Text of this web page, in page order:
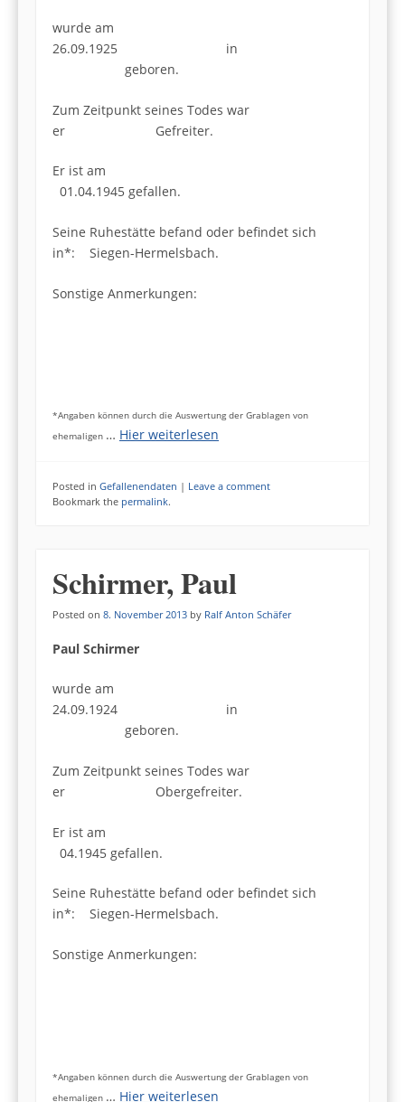
wurde am
26.09.1925 in
geboren.
Zum Zeitpunkt seines Todes war
er Gefreiter.
Er ist am
01.04.1945 gefallen.
Seine Ruhestätte befand oder befindet sich
in*: Siegen-Hermelsbach.
Sonstige Anmerkungen:
*Angaben können durch die Auswertung der Grablagen von
ehemaligen … Hier weiterlesen
Posted in Gefallenendaten | Leave a comment
Bookmark the permalink.
Schirmer, Paul
Posted on 8. November 2013 by Ralf Anton Schäfer
Paul Schirmer
wurde am
24.09.1924 in
geboren.
Zum Zeitpunkt seines Todes war
er Obergefreiter.
Er ist am
04.1945 gefallen.
Seine Ruhestätte befand oder befindet sich
in*: Siegen-Hermelsbach.
Sonstige Anmerkungen:
*Angaben können durch die Auswertung der Grablagen von
ehemaligen … Hier weiterlesen